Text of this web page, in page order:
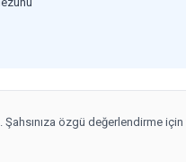
özgü değerlendirme